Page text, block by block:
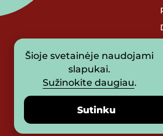
© 2026 UAB „Prosperitas
Šioje svetainėje naudojami
slapukai.
Sužinokite daugiau.
Sutinku